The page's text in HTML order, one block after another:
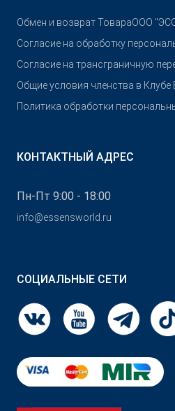
Обмен и возврат ТовараOOO
Согласие на обработку
Согласие на трансграничную
Общие условия членства в Клубе
Политика обработки
КОНТАКТНЫЙ АДРЕС
Пн-Пт 9:00 - 18:00
info@essensworld.ru
СОЦИАЛЬНЫЕ СЕТИ